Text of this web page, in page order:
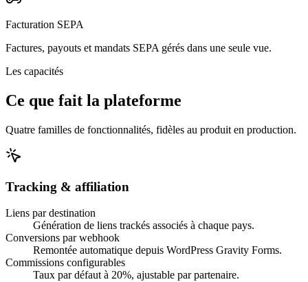
Facturation SEPA
Factures, payouts et mandats SEPA gérés dans une seule vue.
Les capacités
Ce que fait la plateforme
Quatre familles de fonctionnalités, fidèles au produit en production.
Tracking & affiliation
Liens par destination
Génération de liens trackés associés à chaque pays.
Conversions par webhook
Remontée automatique depuis WordPress Gravity Forms.
Commissions configurables
Taux par défaut à 20%, ajustable par partenaire.